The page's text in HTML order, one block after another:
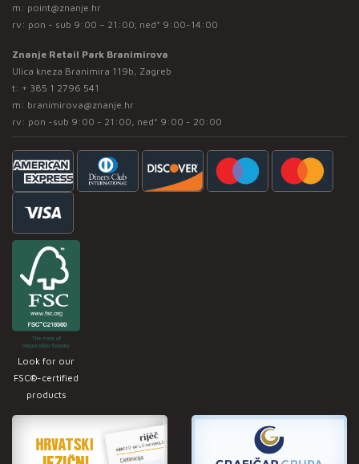
m: point@znanje.hr
rv: pon - sub 9:00 – 21:00; ned* 9:00-14:00
Znanje Retail Park Branimirova
Ulica kneza Branimira 119b, Zagreb
t: + 385 1 2796 541
m: branimirova@znanje.hr
rv: pon -sub 9:00 - 21:00, ned* 9:00 - 20:00
Look for our
FSC®-certified
products